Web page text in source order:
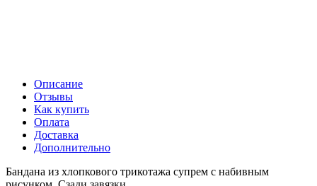
Описание
Отзывы
Как купить
Оплата
Доставка
Дополнительно
Бандана из хлопкового трикотажа супрем с набивным